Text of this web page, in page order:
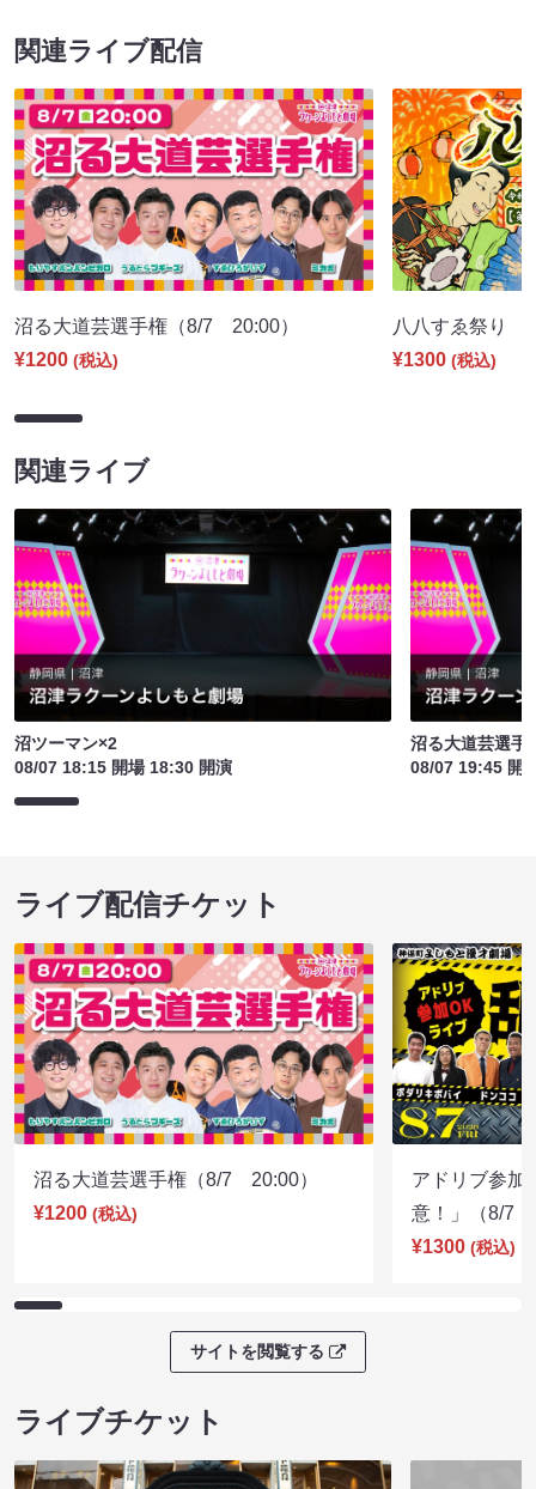
関連ライブ配信
沼る大道芸選手権（8/7 20:00）
¥1200 (税込)
八八すゑ祭り
¥1300 (税込)
関連ライブ
沼ツーマン×2
08/07 18:15 開場 18:30 開演
沼る大道芸選手
08/07 19:45 開
ライブ配信チケット
沼る大道芸選手権（8/7 20:00）
¥1200 (税込)
アドリブ参加
意！」（8/7
¥1300 (税込)
サイトを閲覧する
ライブチケット